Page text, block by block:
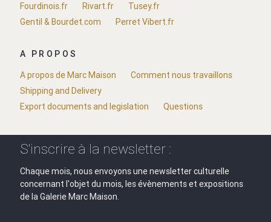
Fourdinois.fr
Rivart.fr
Tusey.fr
Gentil & Bourdet.com
Perret Vibert.fr
A PROPOS
A propos de Marc Maison
Comment nous travaillons
Shipping and Delivery
Export documents and legislation
Questions
S'inscrire à la newsletter :
Chaque mois, nous envoyons une newsletter culturelle
concernant l'objet du mois, les évènements et expositions
de la Galerie Marc Maison.